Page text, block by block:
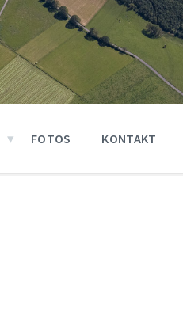
FOTOS KONTAKT